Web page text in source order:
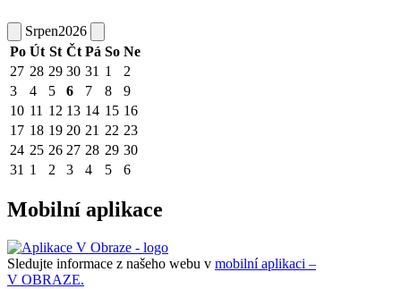
Srpen2026
Po Út St Čt Pá So Ne
27 28 29 30 31 1
2
3
4 5 6 7 8
9
10 11 12 13 14 15 16
17 18 19 20 21 22 23
24 25 26 27 28 29 30
31 1 2 3 4 5 6
Mobilní aplikace
Sledujte informace z našeho webu v mobilní aplikaci –
V OBRAZE.